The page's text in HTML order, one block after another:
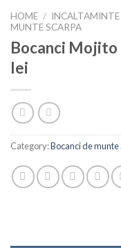
HOME / INCALTAMINTE
MUNTE SCARPA
Bocanci Mojito
lei
Category:Bocanci de munte